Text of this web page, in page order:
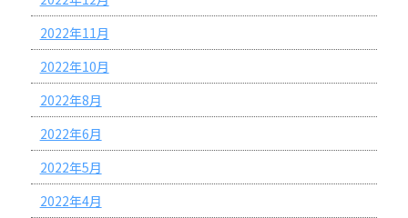
2022年11月
2022年10月
2022年8月
2022年6月
2022年5月
2022年4月